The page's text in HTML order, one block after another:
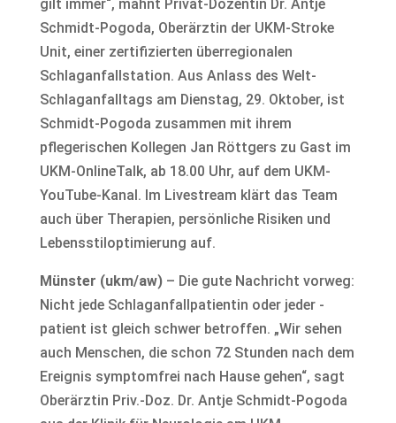
gilt immer“, mahnt Privat-Dozentin Dr. Antje
Schmidt-Pogoda, Oberärztin der UKM-Stroke
Unit, einer zertifizierten überregionalen
Schlaganfallstation. Aus Anlass des Welt-
Schlaganfalltags am Dienstag, 29. Oktober, ist
Schmidt-Pogoda zusammen mit ihrem
pflegerischen Kollegen Jan Röttgers zu Gast im
UKM-OnlineTalk, ab 18.00 Uhr, auf dem UKM-
YouTube-Kanal. Im Livestream klärt das Team
auch über Therapien, persönliche Risiken und
Lebensstiloptimierung auf.
Münster (ukm/aw)– Die gute Nachricht vorweg:
Nicht jede Schlaganfallpatientin oder jeder -
patient ist gleich schwer betroffen. „Wir sehen
auch Menschen, die schon 72 Stunden nach dem
Ereignis symptomfrei nach Hause gehen“, sagt
Oberärztin Priv.-Doz. Dr. Antje Schmidt-Pogoda